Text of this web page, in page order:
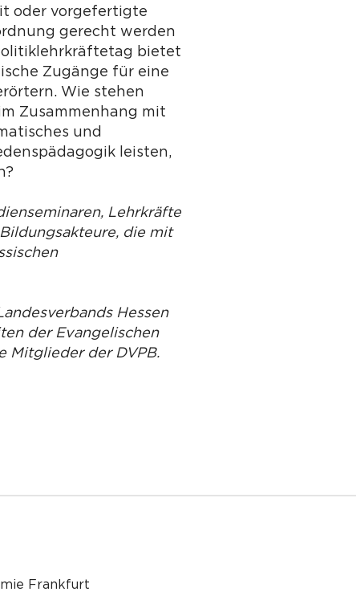
oder vorgefertigte
gerecht werden
bietet
Zugänge für eine
Wie stehen
Zusammenhang mit
und
leisten,
Lehrkräfte
die mit
Hessen
der Evangelischen
Mitglieder der DVPB.